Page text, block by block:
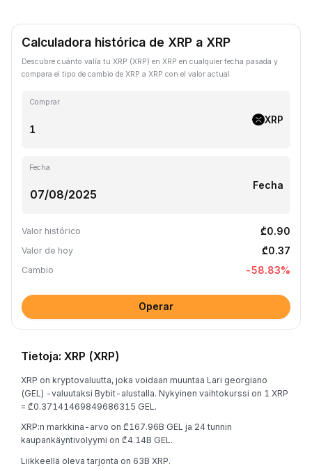
Calculadora histórica de XRP a XRP
Descubre cuánto valía tu XRP (XRP) en XRP en cualquier fecha pasada y
compara el tipo de cambio de XRP a XRP con el valor actual.
Comprar
XRP
Fecha
Fecha
Valor histórico ₾0.90
Valor de hoy ₾0.37
Cambio -58.83%
Operar
Tietoja: XRP (XRP)
XRP on kryptovaluutta, joka voidaan muuntaa Lari georgiano
(GEL) -valuutaksi Bybit-alustalla. Nykyinen vaihtokurssi on 1 XRP
= ₾0.37141469849686315 GEL.
XRP:n markkina-arvo on ₾167.96B GEL ja 24 tunnin
kaupankäyntivolyymi on ₾4.14B GEL.
Liikkeellä oleva tarjonta on 63B XRP.